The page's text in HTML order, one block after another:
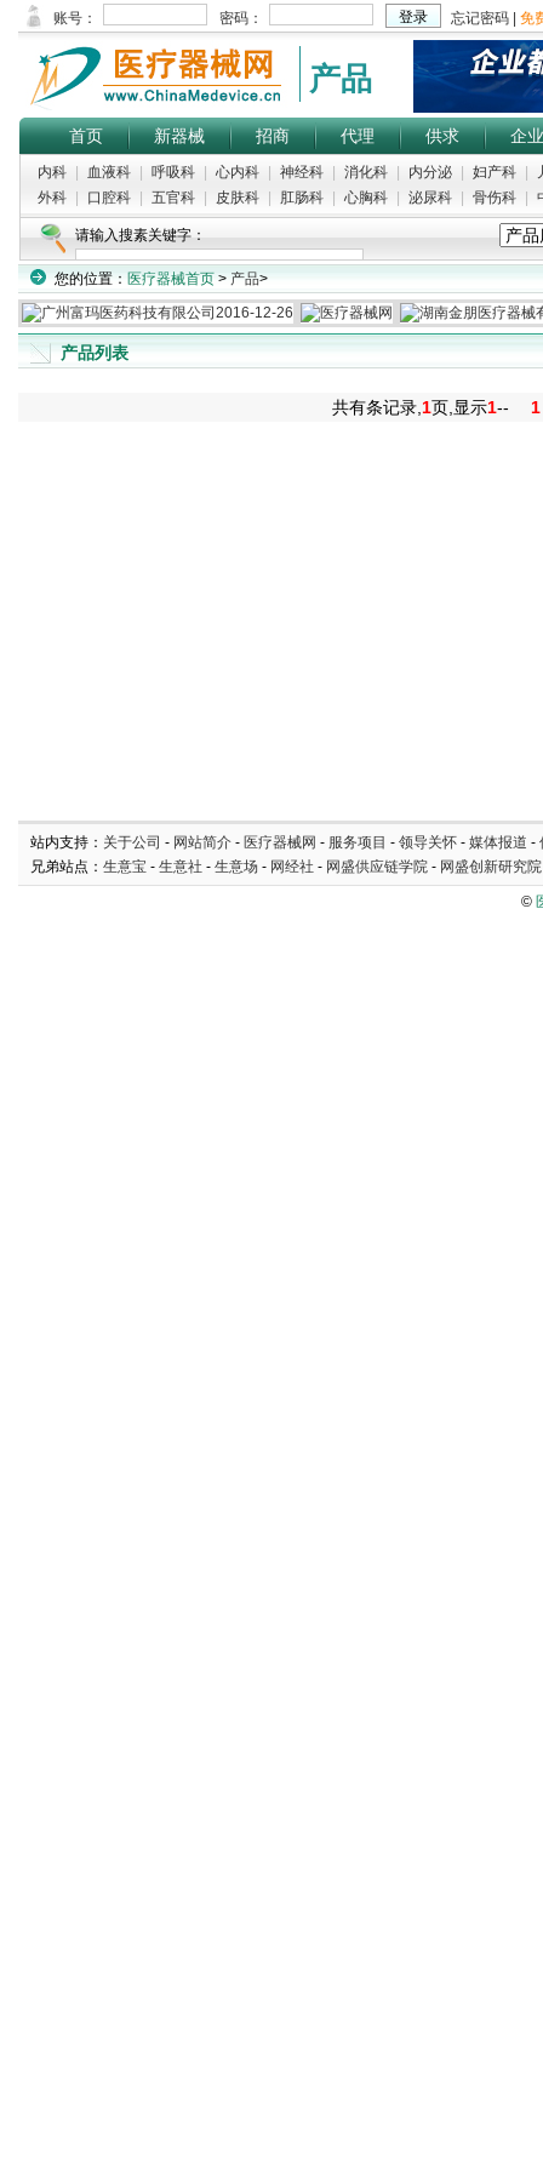
产品
首页 新器械 招商 代理 供求 企业
内科 血液科 呼吸科 心内科 神经科 消化科 内分泌 妇产科
外科
口腔科 五官科 皮肤科 肛肠科 心胸科 泌尿科 骨伤科
请输入搜素关键字：
热门搜索： 肛门体温计|直肠镜器械包
您的位置： 医疗器械首页 > 产品>
产品列表
共有条记录, 1页,显示1-- 1
站内支持： 关于公司 - 网站简介 - 医疗器械网 - 服务项目 - 领导关怀 - 媒体报道 -
兄弟站点： 生意宝 - 生意社 - 生意场 - 网经社 - 网盛供应链学院 - 网盛创新研究院
©